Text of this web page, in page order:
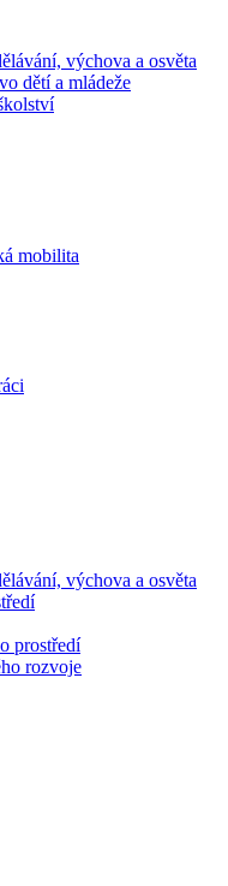
výchova a osvěta
dětí a mládeže
mobilita
výchova a osvěta
prostředí
rozvoje